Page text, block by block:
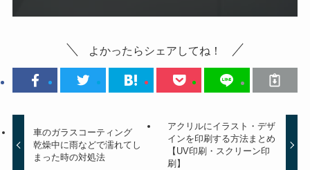
よかったらシェアしてね！
車のガラスコーティング
乾燥中に雨などで濡れてし
まった時の対処法
アクリルにイラスト・デザ
インを印刷する方法まとめ
【UV印刷・スクリーン印
刷】